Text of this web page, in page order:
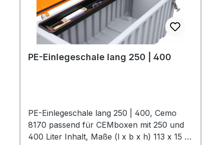
PE-Einlegeschale lang 250 | 400
PE-Einlegeschale lang 250 | 400, Cemo
8170 passend für CEMboxen mit 250 und
400 Liter Inhalt, Maße (l x b x h) 113 x 15 x